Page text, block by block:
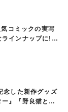
コミックの実写
ラインナップに!!
念した新作グッズ
』『野良猫と